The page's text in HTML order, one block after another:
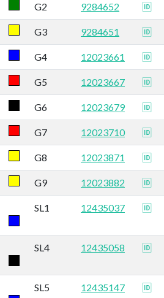
G2 9284652 🆔
G3 9284651 🆔
G4 12023661 🆔
G5 12023667 🆔
G6 12023679 🆔
G7 12023710 🆔
G8 12023871 🆔
G9 12023882 🆔
SL1 12435037 🆔
SL4 12435058 🆔
SL5 12435147 🆔